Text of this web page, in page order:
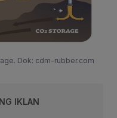
Dok: cdm-rubber.com
IKLAN